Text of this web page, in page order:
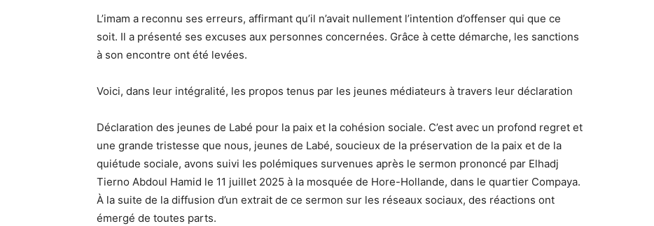
L’imam a reconnu ses erreurs, affirmant qu’il n’avait nullement l’intention d’offenser qui que ce
soit. Il a présenté ses excuses aux personnes concernées. Grâce à cette démarche, les sanctions
à son encontre ont été levées.
Voici, dans leur intégralité, les propos tenus par les jeunes médiateurs à travers leur déclaration
Déclaration des jeunes de Labé pour la paix et la cohésion sociale. C’est avec un profond regret et
une grande tristesse que nous, jeunes de Labé, soucieux de la préservation de la paix et de la
quiétude sociale, avons suivi les polémiques survenues après le sermon prononcé par Elhadj
Tierno Abdoul Hamid le 11 juillet 2025 à la mosquée de Hore-Hollande, dans le quartier Compaya.
À la suite de la diffusion d’un extrait de ce sermon sur les réseaux sociaux, des réactions ont
émergé de toutes parts.